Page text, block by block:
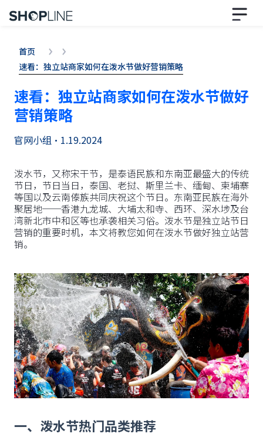
首页
速看：独立站商家如何在泼水节做好营销策略
速看：独立站商家如何在泼水节做好
营销策略
官网小组 • 1.19.2024
泼水节，又称宋干节，是泰语民族和东南亚最盛大的传统
节日，节日当日，泰国、老挝、斯里兰卡、缅甸、柬埔寨
等国以及云南傣族共同庆祝这个节日。东南亚民族在海外
聚居地──香港九龙城、大埔太和寺、西环、深水埗及台
湾新北市中和区等也承袭相关习俗。泼水节是独立站节日
营销的重要时机，本文将教您如何在泼水节做好独立站营
销。
一、泼水节热门品类推荐